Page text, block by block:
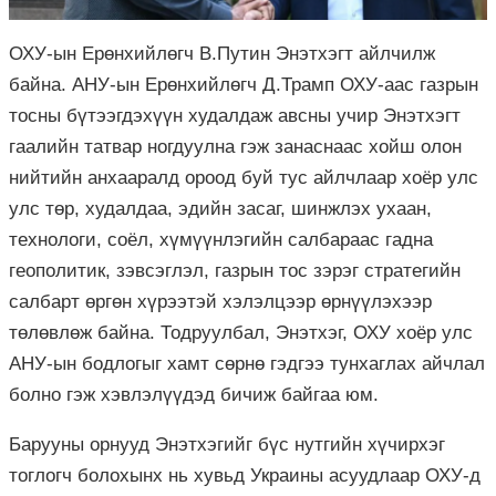
ОХУ-ын Ерөнхийлөгч В.Путин Энэтхэгт айлчилж
байна. АНУ-ын Ерөнхийлөгч Д.Трамп ОХУ-аас газрын
тосны бүтээгдэхүүн худалдаж авсны учир Энэтхэгт
гаалийн татвар ногдуулна гэж занаснаас хойш олон
нийтийн анхааралд ороод буй тус айлчлаар хоёр улс
улс төр, худалдаа, эдийн засаг, шинжлэх ухаан,
технологи, соёл, хүмүүнлэгийн салбараас гадна
геополитик, зэвсэглэл, газрын тос зэрэг стратегийн
салбарт өргөн хүрээтэй хэлэлцээр өрнүүлэхээр
төлөвлөж байна. Тодруулбал, Энэтхэг, ОХУ хоёр улс
АНУ-ын бодлогыг хамт сөрнө гэдгээ тунхаглах айчлал
болно гэж хэвлэлүүдэд бичиж байгаа юм.
Барууны орнууд Энэтхэгийг бүс нутгийн хүчирхэг
тоглогч болохынх нь хувьд Украины асуудлаар ОХУ-д